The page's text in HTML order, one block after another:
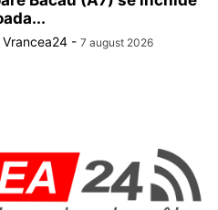
- 7 august 2026